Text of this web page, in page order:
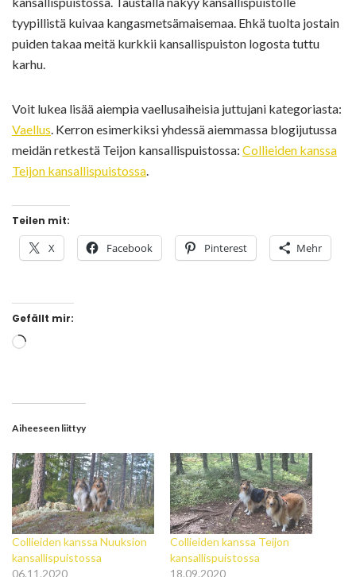
tyypillistä kuivaa kangasmetsämaisemaa. Ehkä tuolta jostain
puiden takaa meitä kurkkii kansallispuiston logosta tuttu
karhu.
Voit lukea lisää aiempia vaellusaiheisia juttujani kategoriasta:
Vaellus . Kerron esimerkiksi yhdessä aiemmassa blogijutussa
meidän retkestä Teijon kansallispuistossa: Collieiden kanssa
Teijon kansallispuistossa
Teilen mit:
X Facebook Pinterest Mehr
Gefällt mir:
Wird
Aiheeseen liittyy
Collieiden kanssa Nuuksion
kansallispuistossa
06.11.2020
Collieiden kanssa Teijon
kansallispuistossa
18.09.2020